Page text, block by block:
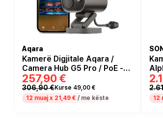
Aqara
Kamerë Digjitale Aqara /
Camera Hub G5 Pro / PoE -
Gri
257,90 €
306,90 €Kurse 49,00 €
12 muaj x 21,49 € / me këste
12